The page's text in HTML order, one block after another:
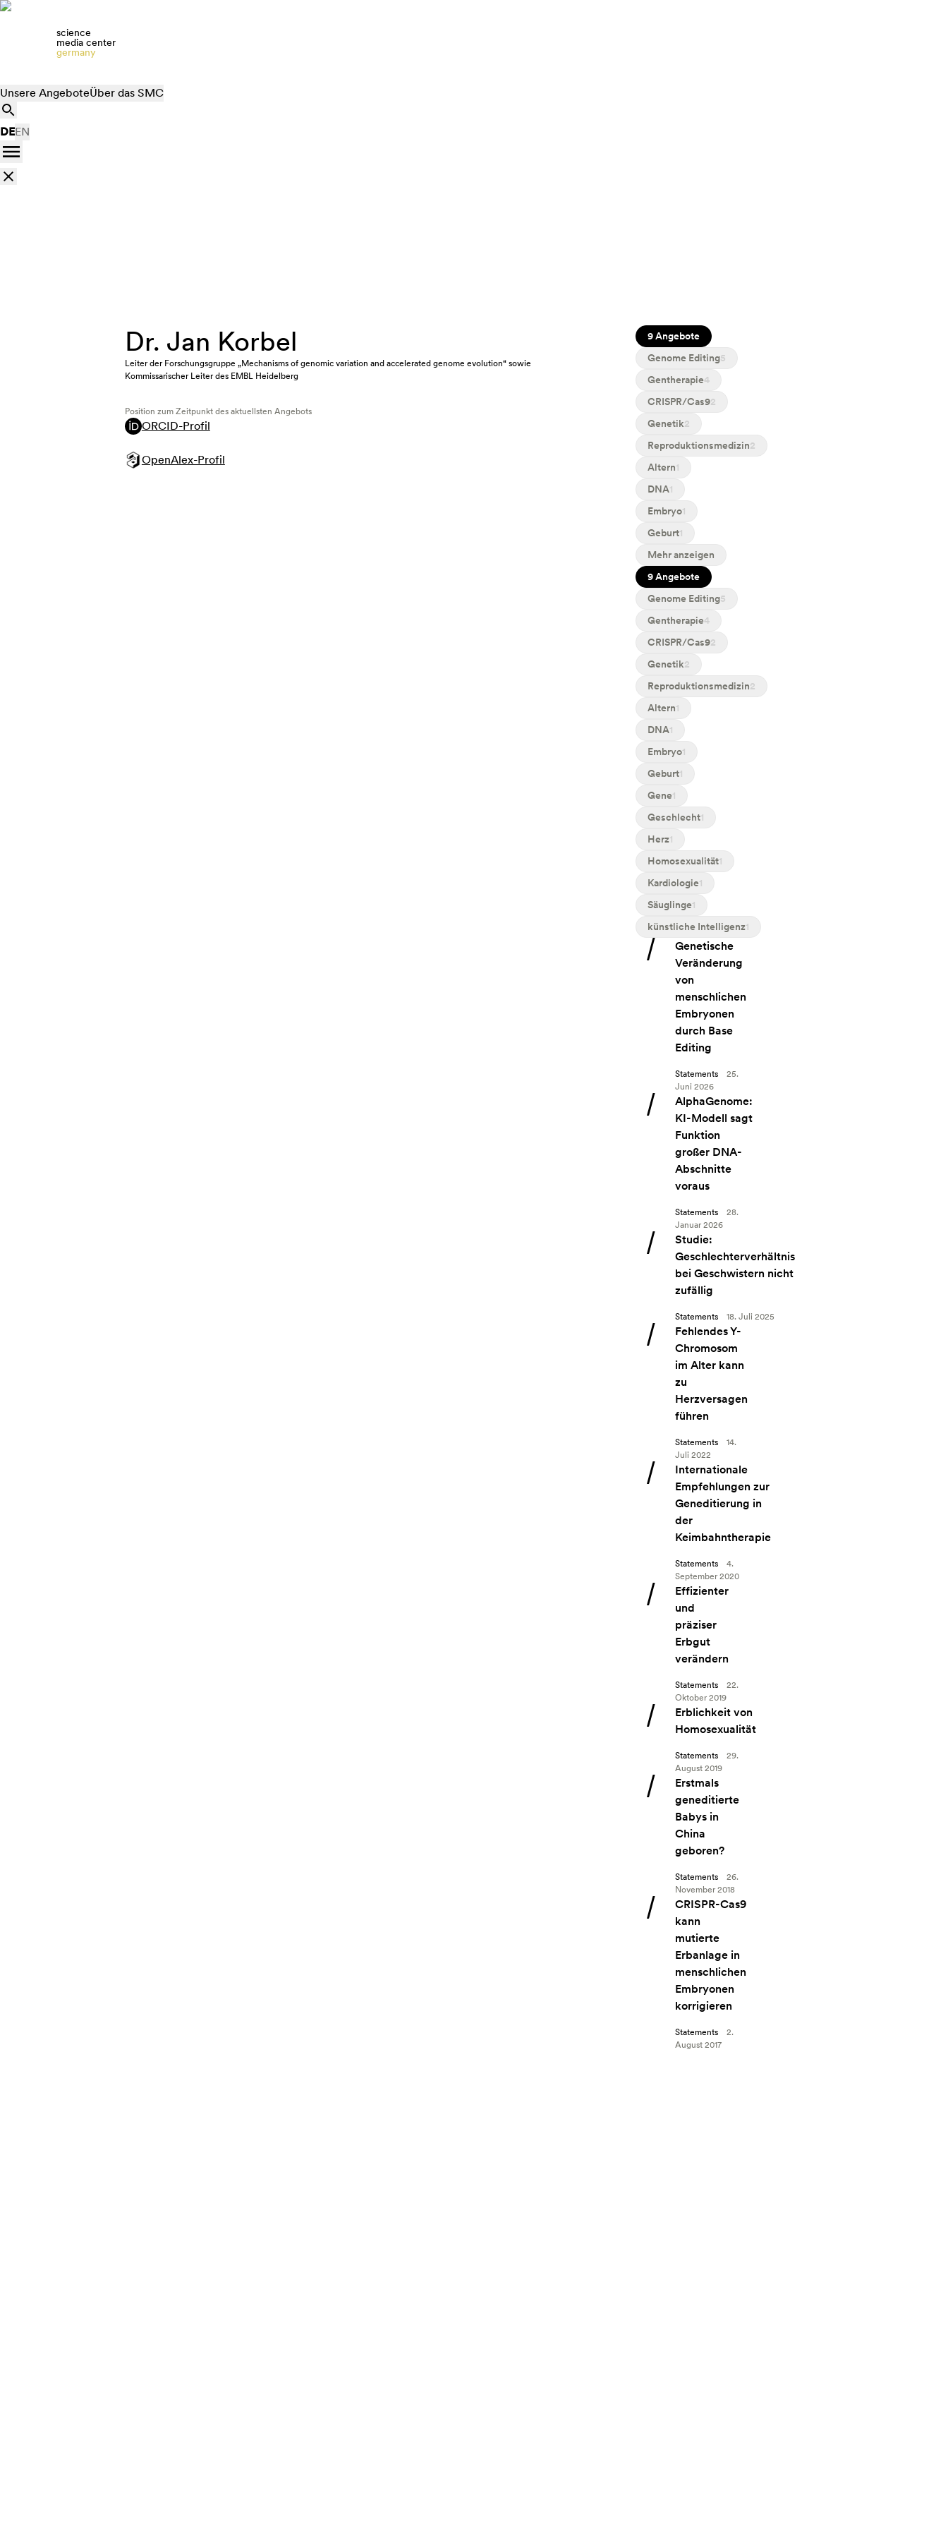
science
media center
germany
Unsere AngeboteÜber das SMC
DEEN
Dr. Jan Korbel
Leiter der Forschungsgruppe „Mechanisms of genomic variation and accelerated genome evolution“ sowie
Kommissarischer Leiter des EMBL Heidelberg
Position zum Zeitpunkt des aktuellsten Angebots
ORCID-Profil
OpenAlex-Profil
9 Angebote
Genome Editing5
Gentherapie4
CRISPR/Cas92
Genetik2
Reproduktionsmedizin2
Altern1
DNA1
Embryo1
Geburt1
Mehr anzeigen
9 Angebote
Genome Editing5
Gentherapie4
CRISPR/Cas92
Genetik2
Reproduktionsmedizin2
Altern1
DNA1
Embryo1
Geburt1
Gene1
Geschlecht1
Herz1
Homosexualität1
Kardiologie1
Säuglinge1
künstliche Intelligenz1
Genetische
Veränderung
von
menschlichen
Embryonen
durch Base
Editing
Statements
25.
Juni 2026
Angebot: Genetische Veränderung von menschlichen
AlphaGenome:
KI-Modell sagt
Funktion
großer DNA-
Abschnitte
voraus
Statements
28.
Januar 2026
Angebot: AlphaGenome: KI-Modell sagt Funktion großer
Studie:
Geschlechterverhältnis
bei Geschwistern nicht
zufällig
Statements 18. Juli 2025
Angebot: Studie: Geschlechterverhältnis bei Geschwistern
Fehlendes Y-
Chromosom
im Alter kann
zu
Herzversagen
führen
Statements
14.
Juli 2022
Angebot: Fehlendes Y-Chromosom im Alter kann zu
Internationale
Empfehlungen zur
Geneditierung in
der
Keimbahntherapie
Statements
4.
September 2020
Angebot: Internationale Empfehlungen zur Geneditierung in
Effizienter
und
präziser
Erbgut
verändern
Statements
22.
Oktober 2019
Angebot: Effizienter und präziser Erbgut verändern
Erblichkeit von
Homosexualität
Statements
29.
August 2019
Angebot: Erblichkeit von Homosexualität
Erstmals
geneditierte
Babys in
China
geboren?
Statements
26.
November 2018
Angebot: Erstmals geneditierte Babys in China geboren?
CRISPR-Cas9
kann
mutierte
Erbanlage in
menschlichen
Embryonen
korrigieren
Statements
2.
August 2017
Angebot: CRISPR-Cas9 kann mutierte Erbanlage in